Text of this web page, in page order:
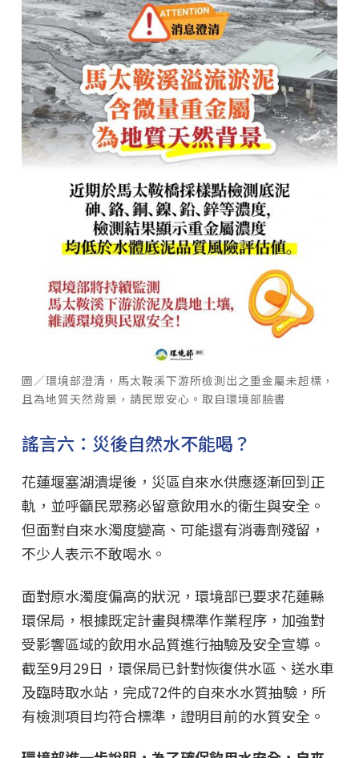
圖／環境部澄清，馬太鞍溪下游所檢測出之重金屬未超標，
且為地質天然背景，請民眾安心。取自環境部臉書
謠言六：災後自然水不能喝？
花蓮堰塞湖潰堤後，災區自來水供應逐漸回到正
軌，並呼籲民眾務必留意飲用水的衛生與安全。
但面對自來水濁度變高、可能還有消毒劑殘留，
不少人表示不敢喝水。
面對原水濁度偏高的狀況，環境部已要求花蓮縣
環保局，根據既定計畫與標準作業程序，加強對
受影響區域的飲用水品質進行抽驗及安全宣導。
截至9月29日，環保局已針對恢復供水區、送水車
及臨時取水站，完成72件的自來水水質抽驗，所
有檢測項目均符合標準，證明目前的水質安全。